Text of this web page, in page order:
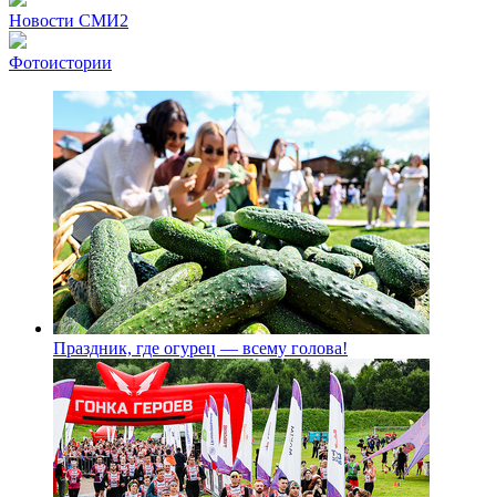
Новости СМИ2
Фотоистории
Праздник, где огурец — всему голова!